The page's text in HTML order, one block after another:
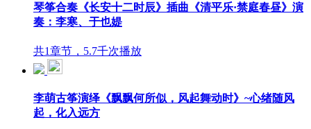
琴筝合奏《长安十二时辰》插曲《清平乐·禁庭春昼》演
奏：李寒、于也媞
共1章节，5.7千次播放
李萌古筝演绎《飘飘何所似，风起舞动时》~心绪随风
起，化入远方